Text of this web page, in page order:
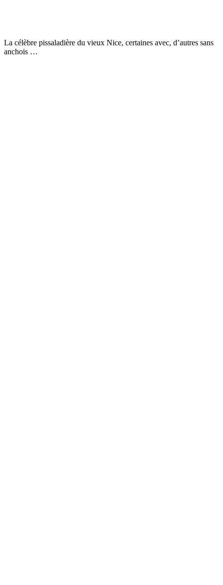
La célèbre pissaladière du vieux Nice, certaines avec, d’autres sans
anchois …